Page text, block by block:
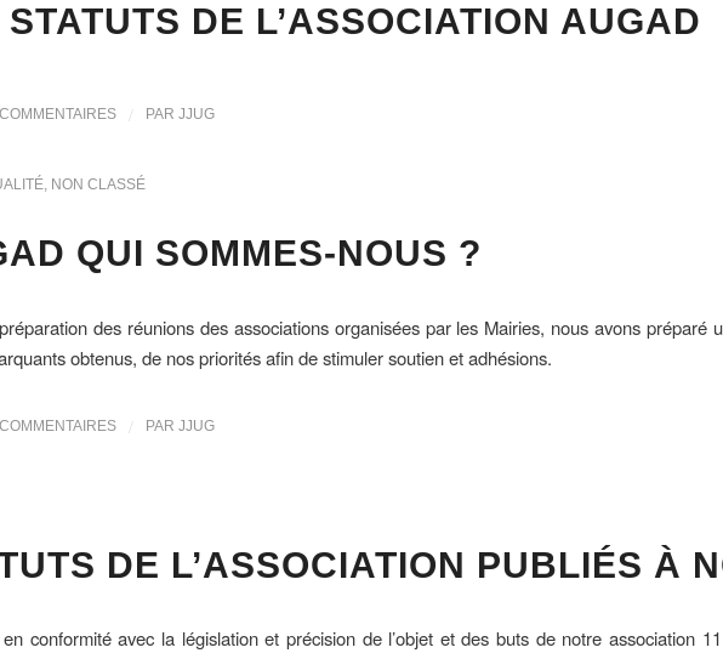
STATUTS DE L’ASSOCIATION AUGAD
/ PAR JJUG
, NON CLASSÉ
QUI SOMMES-NOUS ?
des réunions des associations organisées par les Mairies, nous avons préparé
obtenus, de nos priorités afin de stimuler soutien et adhésions.
PAR JJUG
DE L’ASSOCIATION PUBLIÉS À
conformité avec la législation et précision de l’objet et des buts de notre association